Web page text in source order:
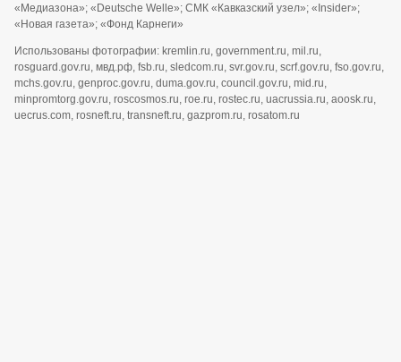
«Медиазона»; «Deutsche Welle»; СМК «Кавказский узел»; «Insider»;
«Новая газета»; «Фонд Карнеги»
Использованы фотографии: kremlin.ru, government.ru, mil.ru,
rosguard.gov.ru, мвд.рф, fsb.ru, sledcom.ru, svr.gov.ru, scrf.gov.ru, fso.gov.ru,
mchs.gov.ru, genproc.gov.ru, duma.gov.ru, council.gov.ru, mid.ru,
minpromtorg.gov.ru, roscosmos.ru, roe.ru, rostec.ru, uacrussia.ru, aoosk.ru,
uecrus.com, rosneft.ru, transneft.ru, gazprom.ru, rosatom.ru